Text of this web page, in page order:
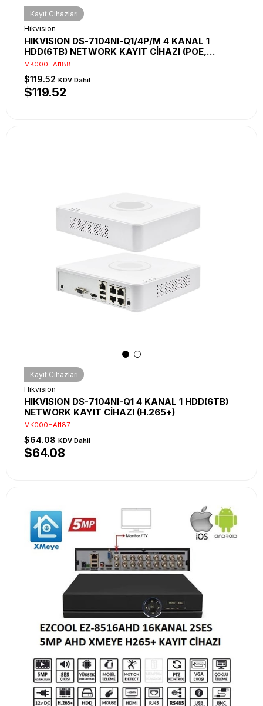
Kayıt Cihazları
Hikvision
HIKVISION DS-7104NI-Q1/4P/M 4 KANAL 1
HDD(6TB) NETWORK KAYIT CİHAZI (POE,
METAL KASA,2K)
MK000HAI188
$119.52 KDV Dahil
$119.52
Kayıt Cihazları
Hikvision
HIKVISION DS-7104NI-Q1 4 KANAL 1 HDD(6TB)
NETWORK KAYIT CİHAZI (H.265+)
MK000HAI187
$64.08 KDV Dahil
$64.08